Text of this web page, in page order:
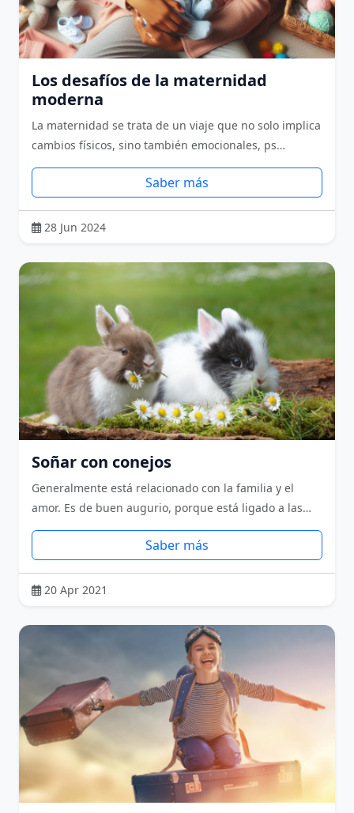
Los desafíos de la maternidad
moderna
La maternidad se trata de un viaje que no solo implica
cambios físicos, sino también emocionales, ps…
Saber más
28 Jun 2024
Soñar con conejos
Generalmente está relacionado con la familia y el
amor. Es de buen augurio, porque está ligado a las…
Saber más
20 Apr 2021